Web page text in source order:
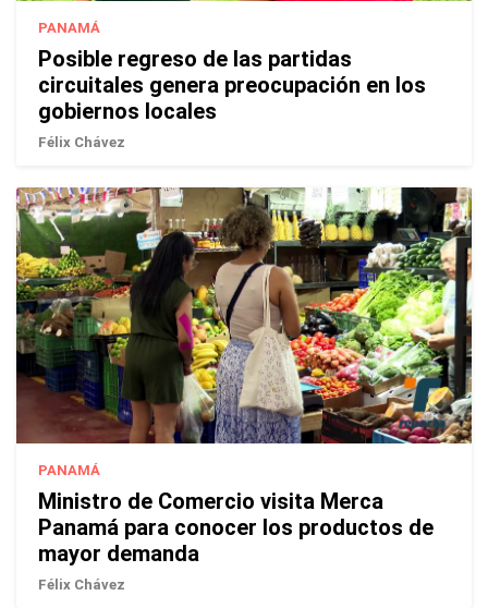
PANAMÁ
Posible regreso de las partidas
circuitales genera preocupación en los
gobiernos locales
Félix Chávez
PANAMÁ
Ministro de Comercio visita Merca
Panamá para conocer los productos de
mayor demanda
Félix Chávez